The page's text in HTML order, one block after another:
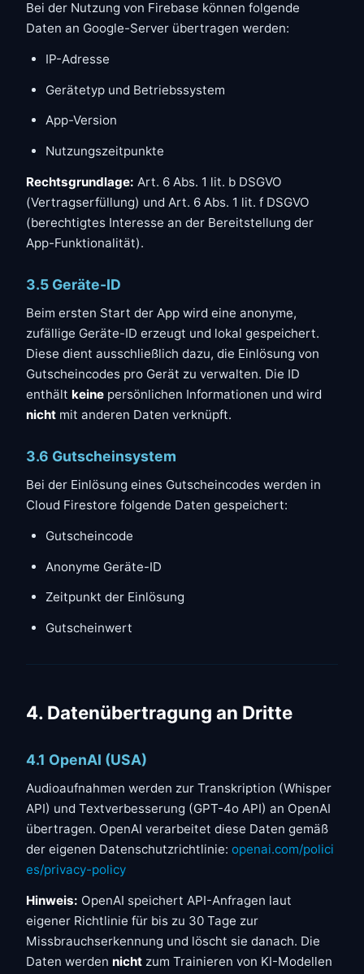
Bei der Nutzung von Firebase können folgende
Daten an Google-Server übertragen werden:
IP-Adresse
Gerätetyp und Betriebssystem
App-Version
Nutzungszeitpunkte
Rechtsgrundlage: Art. 6 Abs. 1 lit. b DSGVO
(Vertragserfüllung) und Art. 6 Abs. 1 lit. f DSGVO
(berechtigtes Interesse an der Bereitstellung der
App-Funktionalität).
3.5 Geräte-ID
Beim ersten Start der App wird eine anonyme,
zufällige Geräte-ID erzeugt und lokal gespeichert.
Diese dient ausschließlich dazu, die Einlösung von
Gutscheincodes pro Gerät zu verwalten. Die ID
enthält keine persönlichen Informationen und wird
nicht mit anderen Daten verknüpft.
3.6 Gutscheinsystem
Bei der Einlösung eines Gutscheincodes werden in
Cloud Firestore folgende Daten gespeichert:
Gutscheincode
Anonyme Geräte-ID
Zeitpunkt der Einlösung
Gutscheinwert
4. Datenübertragung an Dritte
4.1 OpenAI (USA)
Audioaufnahmen werden zur Transkription (Whisper
API) und Textverbesserung (GPT-4o API) an OpenAI
übertragen. OpenAI verarbeitet diese Daten gemäß
der eigenen Datenschutzrichtlinie: openai.com/polici
es/privacy-policy
Hinweis: OpenAI speichert API-Anfragen laut
eigener Richtlinie für bis zu 30 Tage zur
Missbrauchserkennung und löscht sie danach. Die
Daten werden nicht zum Trainieren von KI-Modellen